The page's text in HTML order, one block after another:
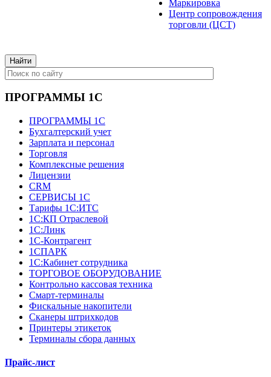
Маркировка
Центр сопровождения
торговли (ЦСТ)
ПРОГРАММЫ 1С
ПРОГРАММЫ 1С
Бухгалтерский учет
Зарплата и персонал
Торговля
Комплексные решения
Лицензии
CRM
СЕРВИСЫ 1С
Тарифы 1С:ИТС
1С:КП Отраслевой
1С:Линк
1С-Контрагент
1СПАРК
1С:Кабинет сотрудника
ТОРГОВОЕ ОБОРУДОВАНИЕ
Контрольно кассовая техника
Смарт-терминалы
Фискальные накопители
Сканеры штрихкодов
Принтеры этикеток
Терминалы сбора данных
Прайс-лист